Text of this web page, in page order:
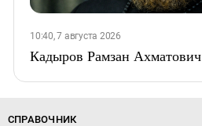
10:40, 7 августа 2026
Кадыров Рамзан Ахматович
СПРАВОЧНИК